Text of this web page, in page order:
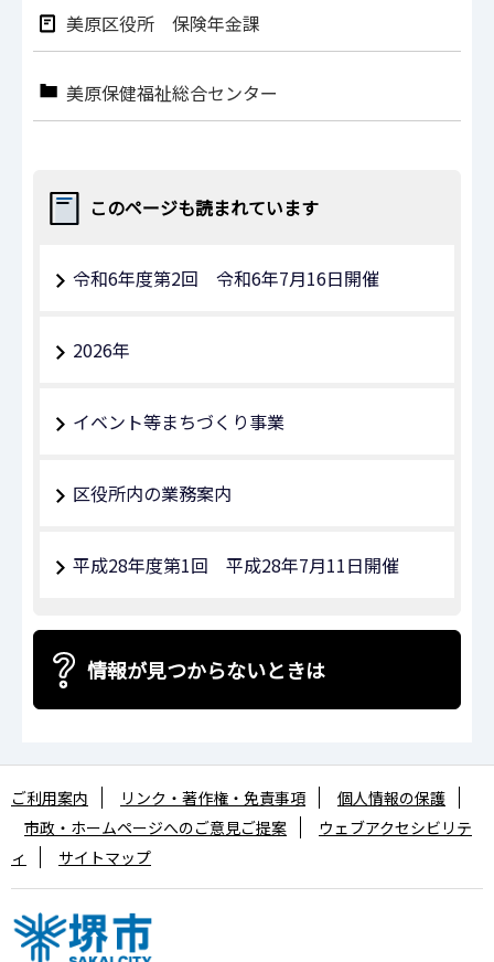
美原区役所 保険年金課
美原保健福祉総合センター
このページも読まれています
令和6年度第2回 令和6年7月16日開催
2026年
イベント等まちづくり事業
区役所内の業務案内
平成28年度第1回 平成28年7月11日開催
情報が見つからないときは
ご利用案内 リンク・著作権・免責事項
個人情報の保護
市政・ホームページへのご意見ご提案
ウェブアクセシビリテ
ィ
サイトマップ